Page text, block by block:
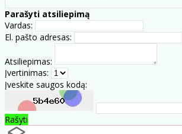
Parašyti atsiliepimą
Vardas:
El. pašto adresas:
Atsiliepimas:
Įvertinimas:
Įveskite saugos kodą:
Rašyti